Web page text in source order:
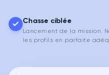
Chasse ciblée
Lancement de la mission.
les profils en parfaite